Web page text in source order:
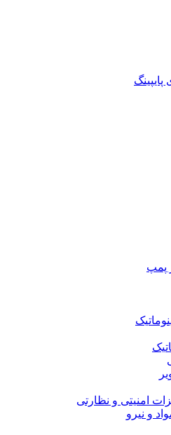
پمپ
امنیتی و نظارتی
و نیرو